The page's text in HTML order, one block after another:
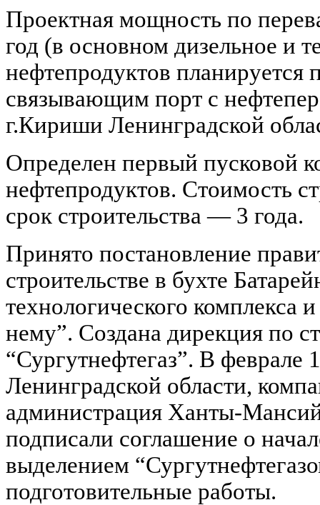
Проектная мощность по
год (в основном дизельное и
нефтепродуктов
связывающим порт с
г.Кириши Ленинградской
Определен первый пусковой
нефтепродуктов. Стоимость
срок строительства — 3 года.
Принято постановление
строительстве в бухте
технологического комплекса
нему”. Создана дирекция по
“Сургутнефтегаз”. В феврале
Ленинградской области,
администрация Ханты-
подписали соглашение о
выделением
подготовительные работы.